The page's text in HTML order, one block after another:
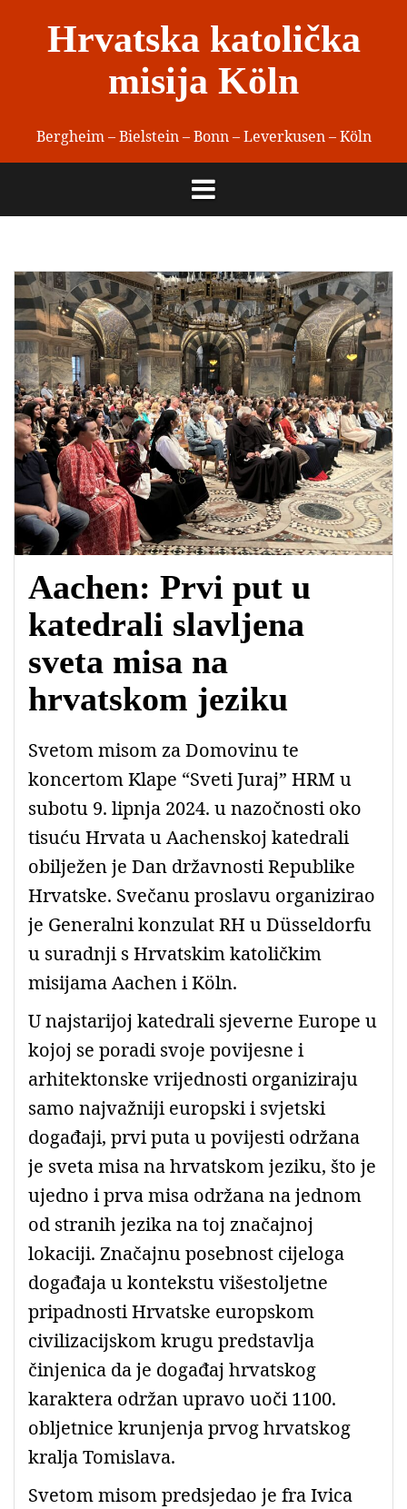
Hrvatska katolička
misija Köln
Bergheim – Bielstein – Bonn – Leverkusen – Köln
Aachen: Prvi put u
katedrali slavljena
sveta misa na
hrvatskom jeziku
Svetom misom za Domovinu te
koncertom Klape “Sveti Juraj” HRM u
subotu 9. lipnja 2024. u nazočnosti oko
tisuću Hrvata u Aachenskoj katedrali
obilježen je Dan državnosti Republike
Hrvatske. Svečanu proslavu organizirao
je Generalni konzulat RH u Düsseldorfu
u suradnji s Hrvatskim katoličkim
misijama Aachen i Köln.
U najstarijoj katedrali sjeverne Europe u
kojoj se poradi svoje povijesne i
arhitektonske vrijednosti organiziraju
samo najvažniji europski i svjetski
događaji, prvi puta u povijesti održana
je sveta misa na hrvatskom jeziku, što je
ujedno i prva misa održana na jednom
od stranih jezika na toj značajnoj
lokaciji. Značajnu posebnost cijeloga
događaja u kontekstu višestoljetne
pripadnosti Hrvatske europskom
civilizacijskom krugu predstavlja
činjenica da je događaj hrvatskog
karaktera održan upravo uoči 1100.
obljetnice krunjenja prvog hrvatskog
kralja Tomislava.
Svetom misom predsjedao je fra Ivica